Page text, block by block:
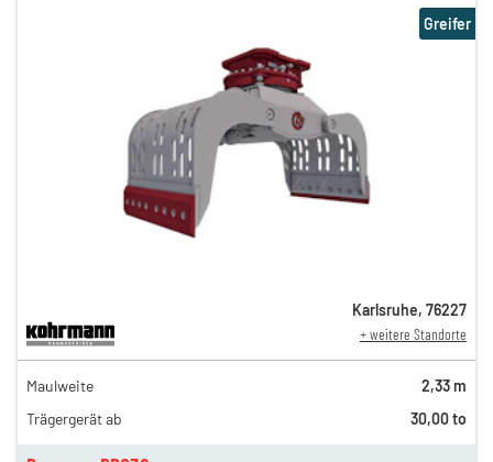
194,00 €
162,00 €
135,00 €
Greifer
Karlsruhe, 76227
+ weitere Standorte
Maulweite
2,33 m
Trägergerät ab
30,00 to